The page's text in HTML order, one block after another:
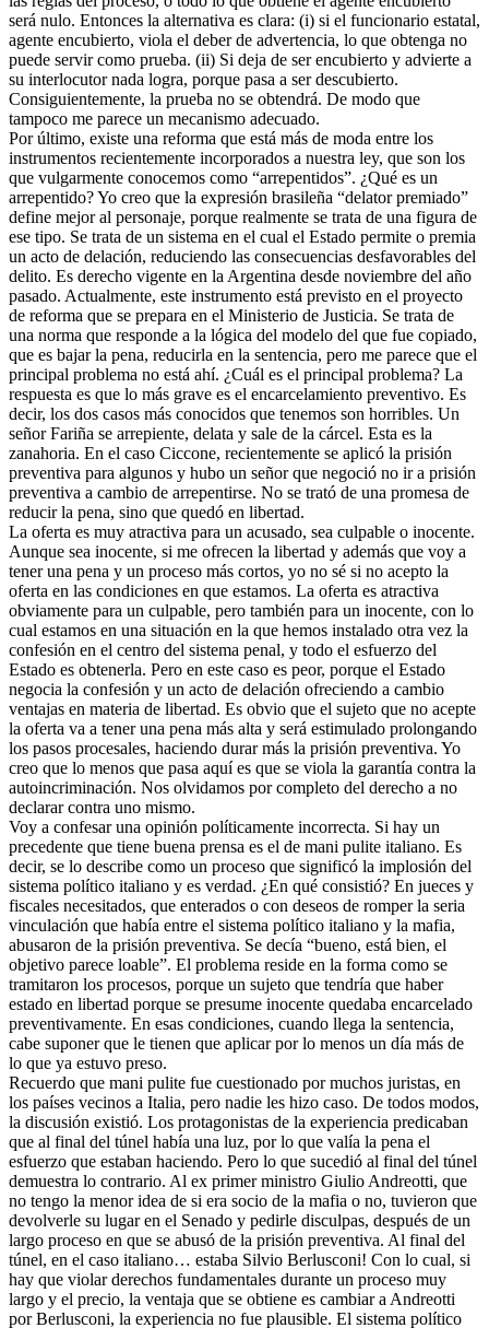
será nulo. Entonces la alternativa es clara: (i) si el funcionario estatal,
agente encubierto, viola el deber de advertencia, lo que obtenga no
puede servir como prueba. (ii) Si deja de ser encubierto y advierte a
su interlocutor nada logra, porque pasa a ser descubierto.
Consiguientemente, la prueba no se obtendrá. De modo que
tampoco me parece un mecanismo adecuado.
Por último, existe una reforma que está más de moda entre los
instrumentos recientemente incorporados a nuestra ley, que son los
que vulgarmente conocemos como “arrepentidos”. ¿Qué es un
arrepentido? Yo creo que la expresión brasileña “delator premiado”
define mejor al personaje, porque realmente se trata de una figura de
ese tipo. Se trata de un sistema en el cual el Estado permite o premia
un acto de delación, reduciendo las consecuencias desfavorables del
delito. Es derecho vigente en la Argentina desde noviembre del año
pasado. Actualmente, este instrumento está previsto en el proyecto
de reforma que se prepara en el Ministerio de Justicia. Se trata de
una norma que responde a la lógica del modelo del que fue copiado,
que es bajar la pena, reducirla en la sentencia, pero me parece que el
principal problema no está ahí. ¿Cuál es el principal problema? La
respuesta es que lo más grave es el encarcelamiento preventivo. Es
decir, los dos casos más conocidos que tenemos son horribles. Un
señor Fariña se arrepiente, delata y sale de la cárcel. Esta es la
zanahoria. En el caso Ciccone, recientemente se aplicó la prisión
preventiva para algunos y hubo un señor que negoció no ir a prisión
preventiva a cambio de arrepentirse. No se trató de una promesa de
reducir la pena, sino que quedó en libertad.
La oferta es muy atractiva para un acusado, sea culpable o inocente.
Aunque sea inocente, si me ofrecen la libertad y además que voy a
tener una pena y un proceso más cortos, yo no sé si no acepto la
oferta en las condiciones en que estamos. La oferta es atractiva
obviamente para un culpable, pero también para un inocente, con lo
cual estamos en una situación en la que hemos instalado otra vez la
confesión en el centro del sistema penal, y todo el esfuerzo del
Estado es obtenerla. Pero en este caso es peor, porque el Estado
negocia la confesión y un acto de delación ofreciendo a cambio
ventajas en materia de libertad. Es obvio que el sujeto que no acepte
la oferta va a tener una pena más alta y será estimulado prolongando
los pasos procesales, haciendo durar más la prisión preventiva. Yo
creo que lo menos que pasa aquí es que se viola la garantía contra la
autoincriminación. Nos olvidamos por completo del derecho a no
declarar contra uno mismo.
Voy a confesar una opinión políticamente incorrecta. Si hay un
precedente que tiene buena prensa es el de mani pulite italiano. Es
decir, se lo describe como un proceso que significó la implosión del
sistema político italiano y es verdad. ¿En qué consistió? En jueces y
fiscales necesitados, que enterados o con deseos de romper la seria
vinculación que había entre el sistema político italiano y la mafia,
abusaron de la prisión preventiva. Se decía “bueno, está bien, el
objetivo parece loable”. El problema reside en la forma como se
tramitaron los procesos, porque un sujeto que tendría que haber
estado en libertad porque se presume inocente quedaba encarcelado
preventivamente. En esas condiciones, cuando llega la sentencia,
cabe suponer que le tienen que aplicar por lo menos un día más de
lo que ya estuvo preso.
Recuerdo que mani pulite fue cuestionado por muchos juristas, en
los países vecinos a Italia, pero nadie les hizo caso. De todos modos,
la discusión existió. Los protagonistas de la experiencia predicaban
que al final del túnel había una luz, por lo que valía la pena el
esfuerzo que estaban haciendo. Pero lo que sucedió al final del túnel
demuestra lo contrario. Al ex primer ministro Giulio Andreotti, que
no tengo la menor idea de si era socio de la mafia o no, tuvieron que
devolverle su lugar en el Senado y pedirle disculpas, después de un
largo proceso en que se abusó de la prisión preventiva. Al final del
túnel, en el caso italiano… estaba Silvio Berlusconi! Con lo cual, si
hay que violar derechos fundamentales durante un proceso muy
largo y el precio, la ventaja que se obtiene es cambiar a Andreotti
por Berlusconi, la experiencia no fue plausible. El sistema político